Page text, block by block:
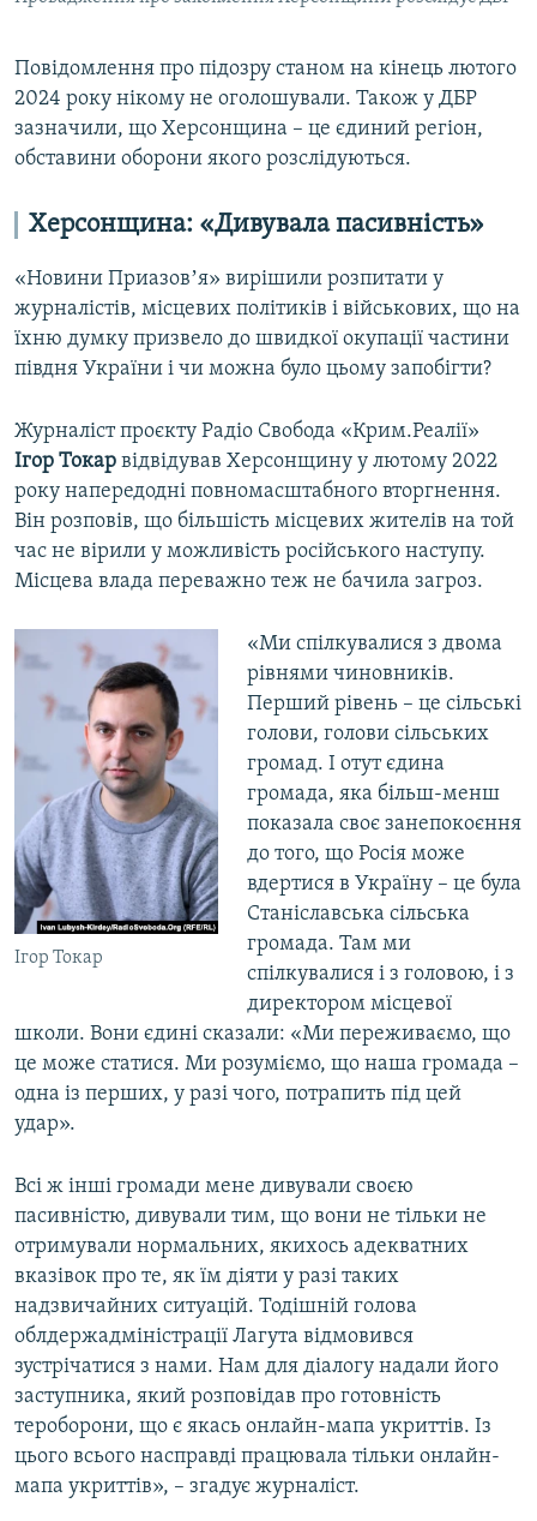
Повідомлення про підозру станом на кінець лютого
2024 року нікому не оголошували. Також у ДБР
зазначили, що Херсонщина – це єдиний регіон,
обставини оборони якого розслідуються.
Херсонщина: «Дивувала пасивність»
«Новини Приазовʼя» вирішили розпитати у
журналістів, місцевих політиків і військових, що на
їхню думку призвело до швидкої окупації частини
півдня України і чи можна було цьому запобігти?
Журналіст проєкту Радіо Свобода «Крим.Реалії»
Ігор Токар відвідував Херсонщину у лютому 2022
року напередодні повномасштабного вторгнення.
Він розповів, що більшість місцевих жителів на той
час не вірили у можливість російського наступу.
Місцева влада переважно теж не бачила загроз.
Ігор Токар
«Ми спілкувалися з двома
рівнями чиновників.
Перший рівень – це сільські
голови, голови сільських
громад. І отут єдина
громада, яка більш-менш
показала своє занепокоєння
до того, що Росія може
вдертися в Україну – це була
Станіславська сільська
громада. Там ми
спілкувалися і з головою, і з
директором місцевої
школи. Вони єдині сказали: «Ми переживаємо, що
це може статися. Ми розуміємо, що наша громада –
одна із перших, у разі чого, потрапить під цей
удар».
Всі ж інші громади мене дивували своєю
пасивністю, дивували тим, що вони не тільки не
отримували нормальних, якихось адекватних
вказівок про те, як їм діяти у разі таких
надзвичайних ситуацій. Тодішній голова
облдержадміністрації Лагута відмовився
зустрічатися з нами. Нам для діалогу надали його
заступника, який розповідав про готовність
тероборони, що є якась онлайн-мапа укриттів. Із
цього всього насправді працювала тільки онлайн-
мапа укриттів», – згадує журналіст.